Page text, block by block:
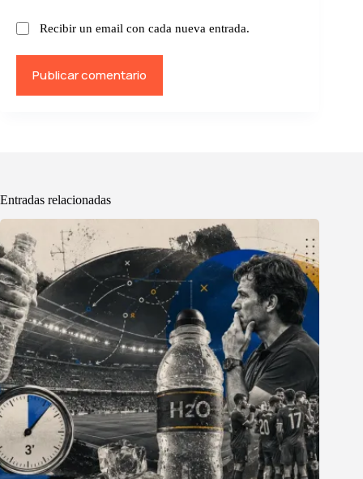
Recibir un email con cada nueva entrada.
Publicar comentario
Entradas relacionadas